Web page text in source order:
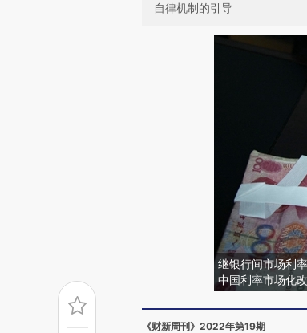
自律机制的引导
继银行间市场利
中国利率市场化
《财新周刊》2022年第19期